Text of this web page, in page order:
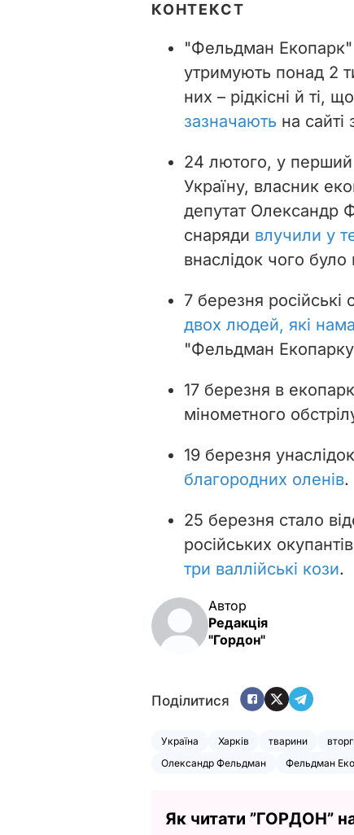
КОНТЕКСТ
"Фельдман Екопарк"
утримують понад 2
них – рідкісні й ті,
зазначають на сайті
24 лютого, у перший
Україну, власник
депутат Олександр
снаряди влучили у
внаслідок чого було
7 березня російські
двох людей, які
"Фельдман
17 березня в
мінометного
19 березня
благородних оленів.
25 березня стало
російських
три валлійські кози.
Автор
Редакція
"Гордон"
Поділитися
Україна Харків тварини
Олександр Фельдман
Фельдман
Як читати ”ГОРДОН”